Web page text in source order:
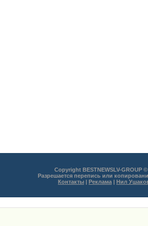
Copyright BESTNEWSLV-GROUP
Разрешается перепись или
Контакты | Реклама | Нил